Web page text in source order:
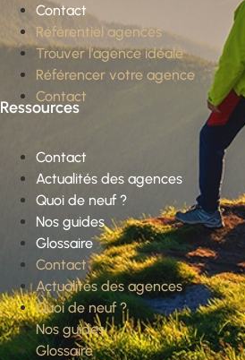
Contact
Référentiel agences
Trouver l’agence idéale
Référencer votre agence
Contact
Ressources
Contact
Actualités des agences
Quoi de neuf ?
Nos guides
Glossaire
Contact
Actualités des agences
Quoi de neuf ?
Nos guides
Glossaire